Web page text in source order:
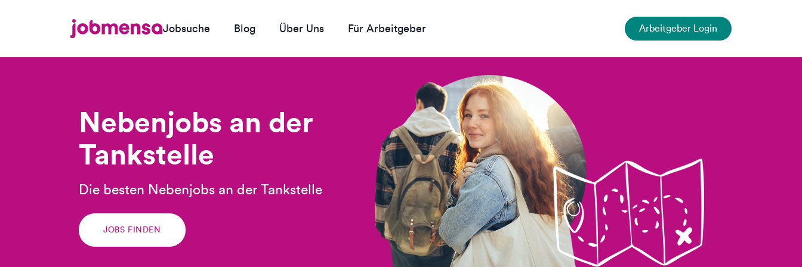
Jobsuche Blog Über Uns Für Arbeitgeber Arbeitgeber Login
Nebenjobs an der
Tankstelle
Die besten Nebenjobs an der Tankstelle
JOBS FINDEN